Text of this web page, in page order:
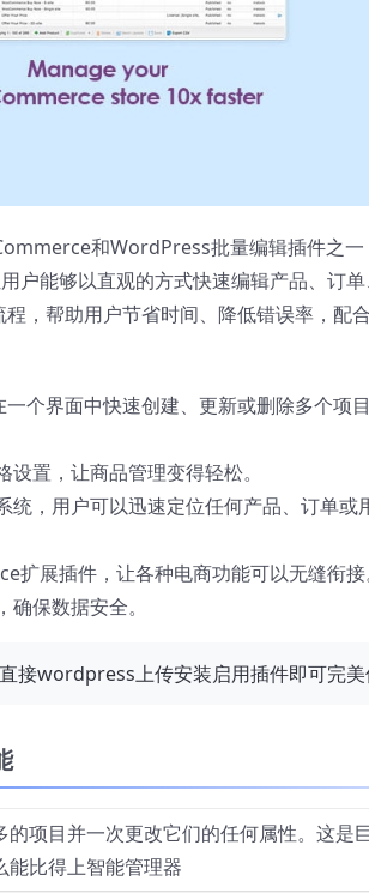
和WordPress批量编辑插件之一
户能够以直观的方式快速编辑产品、订
，帮助用户节省时间、降低错误率，配
个界面中快速创建、更新或删除多个项
置，让商品管理变得轻松。
统，用户可以迅速定位任何产品、订单或
展插件，让各种电商功能可以无缝衔接
保数据安全。
接wordpress上传安装启用插件即可完美
的项目并一次更改它们的任何属性。这是
能比得上智能管理器